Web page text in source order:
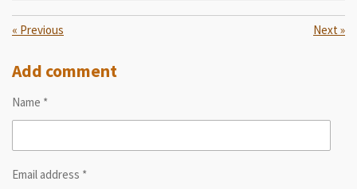
« Previous Next»
Add comment
Name *
Email address *